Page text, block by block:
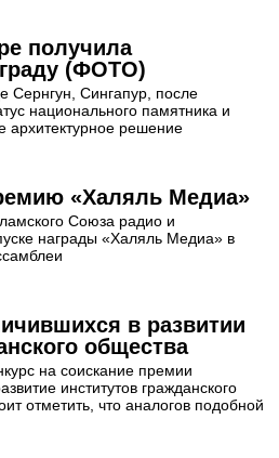
получила
(ФОТО)
Сернгун, Сингапур, после
национального памятника и
архитектурное решение
«Халяль Медиа»
Союза радио и
награды «Халяль Медиа» в
в развитии
общества
на соискание премии
институтов гражданского
отметить, что аналогов подобной